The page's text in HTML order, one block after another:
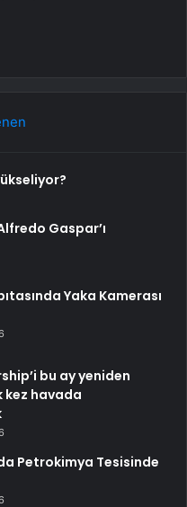
Gaspar’ı
Yaka Kamerası
bu ay yeniden
kez havada
Petrokimya Tesisinde